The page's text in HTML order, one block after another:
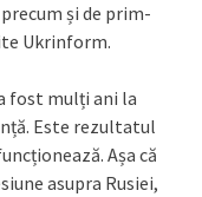
și de prim-
Ukrinform.
fost mulți ani la
Este rezultatul
Așa că
asupra Rusiei,